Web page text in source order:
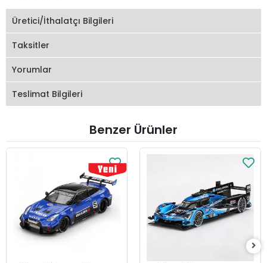
Üretici/İthalatçı Bilgileri
Taksitler
Yorumlar
Teslimat Bilgileri
Benzer Ürünler